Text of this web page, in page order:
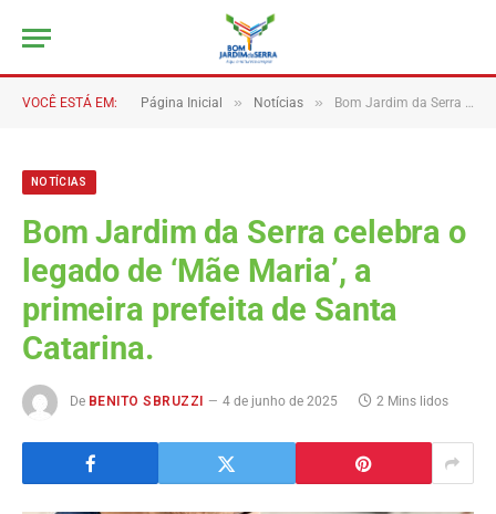
VOCÊ ESTÁ EM: Página Inicial » Notícias » Bom Jardim da Serra celebra o legado de ‘Mãe Maria’, a primeira prefeita de Santa Catarina.
NOTÍCIAS
Bom Jardim da Serra celebra o
legado de ‘Mãe Maria’, a
primeira prefeita de Santa
Catarina.
De BENITO SBRUZZI 4 de junho de 2025 2 Mins lidos